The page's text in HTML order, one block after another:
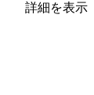
詳細を表示